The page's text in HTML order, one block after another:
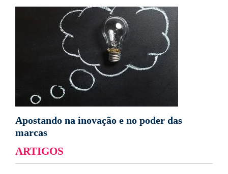
Apostando na inovação e no poder das
marcas
ARTIGOS